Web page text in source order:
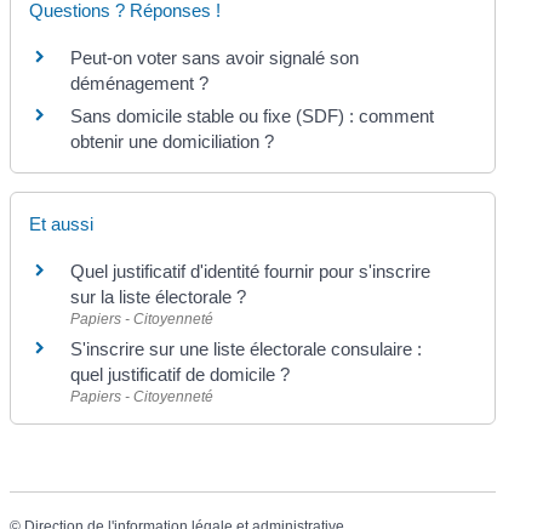
Questions ? Réponses !
Peut-on voter sans avoir signalé son
déménagement ?
Sans domicile stable ou fixe (SDF) : comment
obtenir une domiciliation ?
Et aussi
Quel justificatif d'identité fournir pour s'inscrire
sur la liste électorale ?
Papiers - Citoyenneté
S'inscrire sur une liste électorale consulaire :
quel justificatif de domicile ?
Papiers - Citoyenneté